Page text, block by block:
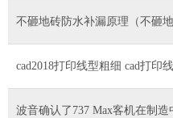
不砸地砖防水补漏原理（不砸
cad2018打印线型粗细 cad打印
波音确认了737 Max客机在制造